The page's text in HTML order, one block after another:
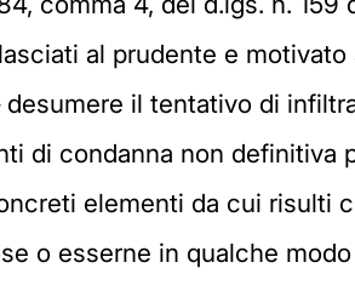
al prudente e motivato
il tentativo di
di condanna non definitiva
elementi da cui risulti
o esserne in qualche